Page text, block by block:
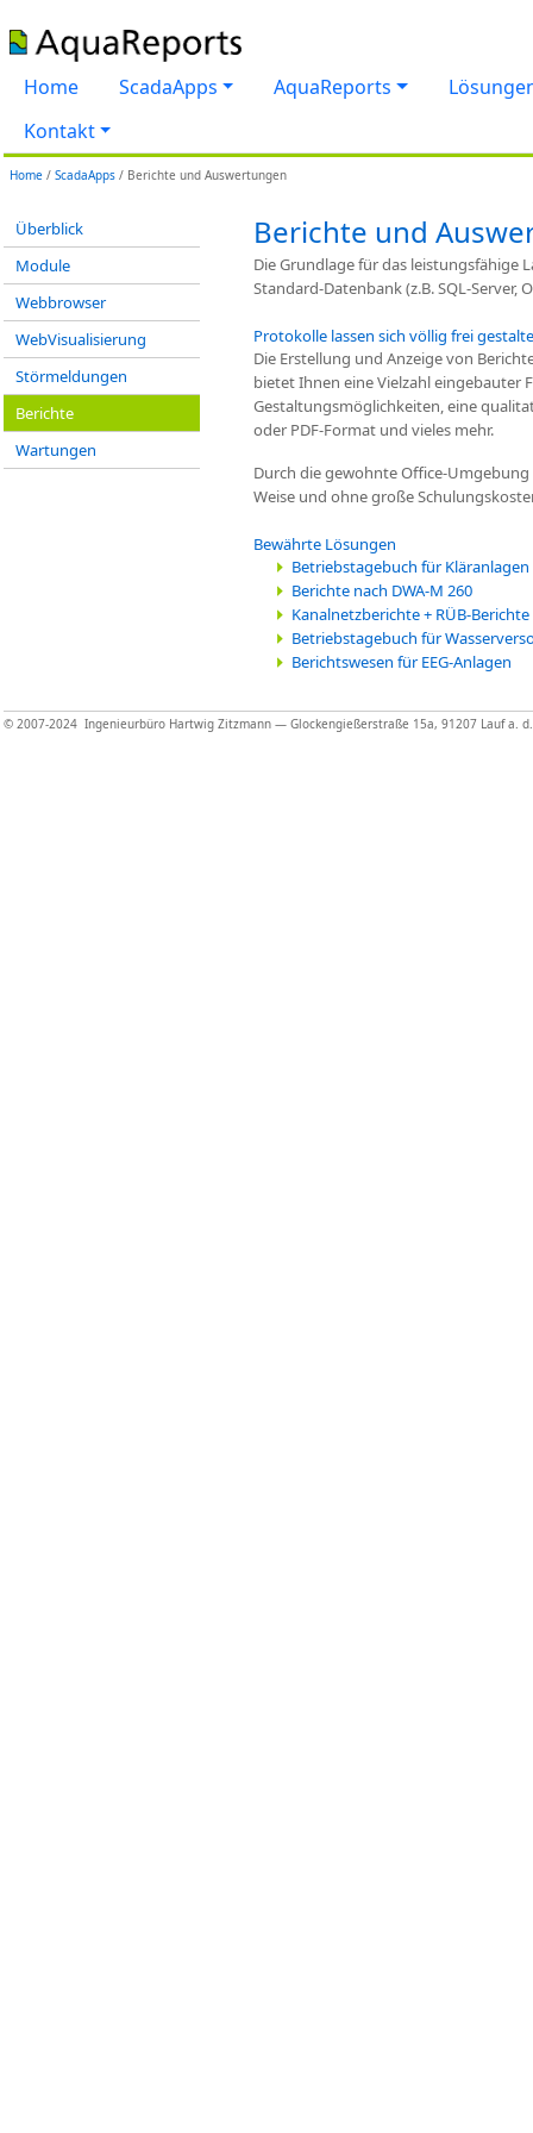
Home ScadaApps AquaReports
Kontakt
Home/ ScadaApps/ Berichte und Auswertungen
Überblick
Module
Webbrowser
WebVisualisierung
Störmeldungen
Berichte
Wartungen
Berichte und
Die Grundlage für das leistungsfähige
Standard-Datenbank (z.B. SQL-Server,
Protokolle lassen sich völlig frei
Die Erstellung und Anzeige von
bietet Ihnen eine Vielzahl eingebauter
Gestaltungsmöglichkeiten, eine
oder PDF-Format und vieles mehr.
Durch die gewohnte Office-
Weise und ohne große
Bewährte Lösungen
Betriebstagebuch für Kläranlagen
Berichte nach DWA-M 260
Kanalnetzberichte + RÜB-Berichte
Betriebstagebuch für
Berichtswesen für EEG-Anlagen
© 2007-2024 Ingenieurbüro Hartwig Zitzmann — Glockengießerstraße 15a, 91207 Lauf a.